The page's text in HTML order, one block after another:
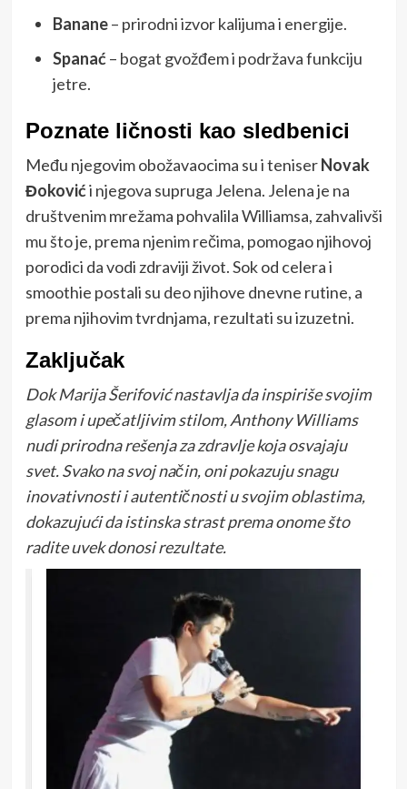
Banane– prirodni izvor kalijuma i energije.
Spanać– bogat gvožđem i podržava funkciju
jetre.
Poznate ličnosti kao sledbenici
Među njegovim obožavaocima su i teniserNovak
Đokovići njegova supruga Jelena. Jelena je na
društvenim mrežama pohvalila Williamsa, zahvalivši
mu što je, prema njenim rečima, pomogao njihovoj
porodici da vodi zdraviji život. Sok od celera i
smoothie postali su deo njihove dnevne rutine, a
prema njihovim tvrdnjama, rezultati su izuzetni.
Zaključak
Dok Marija Šerifović nastavlja da inspiriše svojim
glasom i upečatljivim stilom, Anthony Williams
nudi prirodna rešenja za zdravlje koja osvajaju
svet. Svako na svoj način, oni pokazuju snagu
inovativnosti i autentičnosti u svojim oblastima,
dokazujući da istinska strast prema onome što
radite uvek donosi rezultate.